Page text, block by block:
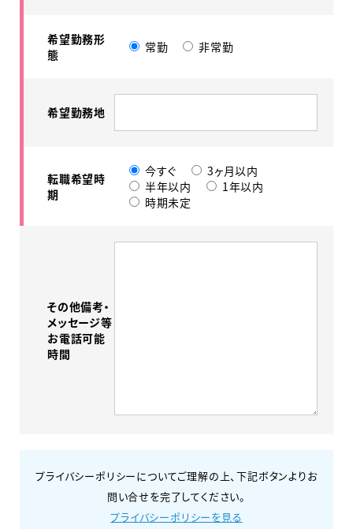
希望勤務形
態
常勤 非常勤
希望勤務地
転職希望時
期
今すぐ
3ヶ月以内
半年以内
1年以内
時期未定
その他備考・
メッセージ等
お電話可能
時間
プライバシーポリシーについてご理解の上、下記ボタンよりお
問い合せを完了してください。
プライバシーポリシーを見る